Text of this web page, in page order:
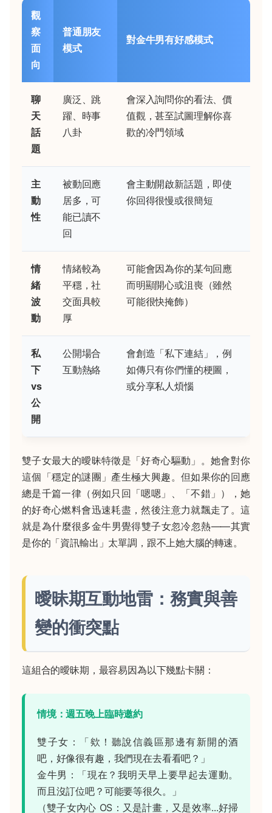
觀
察
面
向
普通朋友
模式
對金牛男有好感模式
聊
天
話
題
廣泛、跳
躍、時事
八卦
會深入詢問你的看法、價
值觀，甚至試圖理解你喜
歡的冷門領域
主
動
性
被動回應
居多，可
能已讀不
回
會主動開啟新話題，即使
你回得很慢或很簡短
情
緒
波
動
情緒較為
平穩，社
交面具較
厚
可能會因為你的某句回應
而明顯開心或沮喪（雖然
可能很快掩飾）
私
下
vs
公
開
公開場合
互動熱絡
會創造「私下連結」，例
如傳只有你們懂的梗圖，
或分享私人煩惱
雙子女最大的曖昧特徵是「好奇心驅動」。她會對你
這個「穩定的謎團」產生極大興趣。但如果你的回應
總是千篇一律（例如只回「嗯嗯」、「不錯」），她
的好奇心燃料會迅速耗盡，然後注意力就飄走了。這
就是為什麼很多金牛男覺得雙子女忽冷忽熱——其實
是你的「資訊輸出」太單調，跟不上她大腦的轉速。
曖昧期互動地雷：務實與善
變的衝突點
這組合的曖昧期，最容易因為以下幾點卡關：
情境：週五晚上臨時邀約
雙子女：「欸！聽說信義區那邊有新開的酒
吧，好像很有趣，我們現在去看看吧？」
金牛男：「現在？我明天早上要早起去運動。
而且沒訂位吧？可能要等很久。」
（雙子女內心 OS：又是計畫，又是效率...好掃